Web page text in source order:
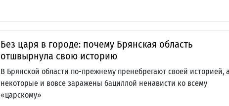
Без царя в городе: почему Брянская область
отшвырнула свою историю
В Брянской области по-прежнему пренебрегают своей историей,
некоторые и вовсе заражены бациллой ненависти ко всему
«царскому»